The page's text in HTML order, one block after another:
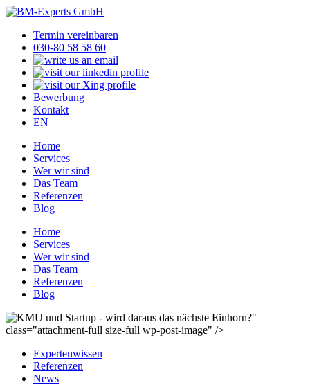
Termin vereinbaren
030-80 58 58 60
Bewerbung
Kontakt
EN
Home
Services
Wer wir sind
Das Team
Referenzen
Blog
Home
Services
Wer wir sind
Das Team
Referenzen
Blog
"
class="attachment-full size-full wp-post-image" />
Expertenwissen
Referenzen
News